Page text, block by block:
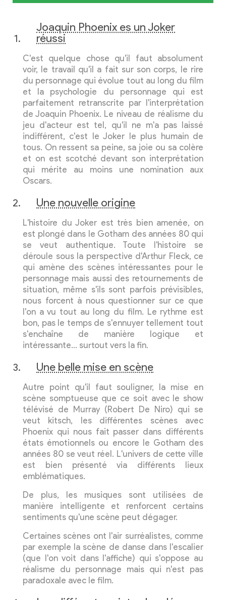
Joaquin Phoenix es un Joker
réussi
C'est quelque chose qu'il faut absolument
voir, le travail qu'il a fait sur son corps, le rire
du personnage qui évolue tout au long du film
et la psychologie du personnage qui est
parfaitement retranscrite par l'interprétation
de Joaquin Phoenix. Le niveau de réalisme du
jeu d'acteur est tel, qu'il ne m'a pas laissé
indifférent, c'est le Joker le plus humain de
tous. On ressent sa peine, sa joie ou sa colère
et on est scotché devant son interprétation
qui mérite au moins une nomination aux
Oscars.
Une nouvelle origine
L'histoire du Joker est très bien amenée, on
est plongé dans le Gotham des années 80 qui
se veut authentique. Toute l'histoire se
déroule sous la perspective d'Arthur Fleck, ce
qui amène des scènes intéressantes pour le
personnage mais aussi des retournements de
situation, même s'ils sont parfois prévisibles,
nous forcent à nous questionner sur ce que
l'on a vu tout au long du film. Le rythme est
bon, pas le temps de s'ennuyer tellement tout
s'enchaîne de manière logique et
intéressante… surtout vers la fin.
Une belle mise en scène
Autre point qu'il faut souligner, la mise en
scène somptueuse que ce soit avec le show
télévisé de Murray (Robert De Niro) qui se
veut kitsch, les différentes scènes avec
Phoenix qui nous fait passer dans différents
états émotionnels ou encore le Gotham des
années 80 se veut réel. L'univers de cette ville
est bien présenté via différents lieux
emblématiques.
De plus, les musiques sont utilisées de
manière intelligente et renforcent certains
sentiments qu'une scène peut dégager.
Certaines scènes ont l'air surréalistes, comme
par exemple la scène de danse dans l'escalier
(que l'on voit dans l'affiche) qui s'oppose au
réalisme du personnage mais qui n'est pas
paradoxale avec le film.